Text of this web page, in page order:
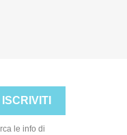
le info di